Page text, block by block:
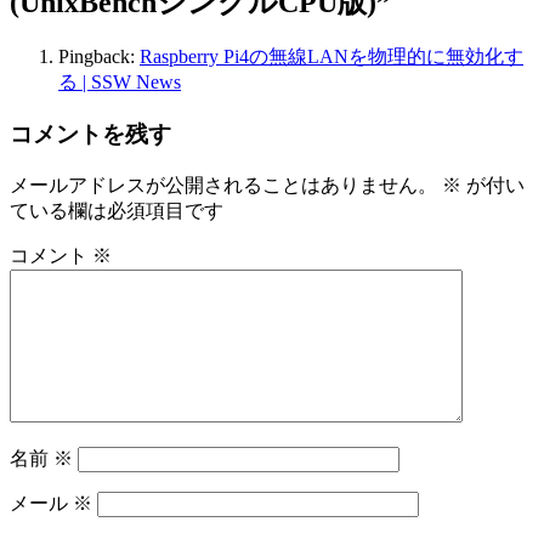
Pingback: Raspberry Pi4の無線LANを物理的に無効化す
る | SSW News
コメントを残す
メールアドレスが公開されることはありません。 ※ が付い
ている欄は必須項目です
コメント ※
名前 ※
メール ※